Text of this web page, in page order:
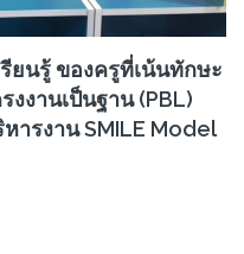
ยนรู้ ของครูที่เน้นทักษะ
งานเป็นฐาน (PBL)
ารงาน SMILE Model